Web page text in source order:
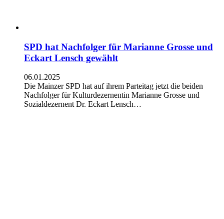
SPD hat Nachfolger für Marianne Grosse und
Eckart Lensch gewählt
06.01.2025
Die Mainzer SPD hat auf ihrem Parteitag jetzt die beiden
Nachfolger für Kulturdezernentin Marianne Grosse und
Sozialdezernent Dr. Eckart Lensch…